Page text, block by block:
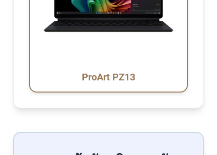
ProArt PZ13